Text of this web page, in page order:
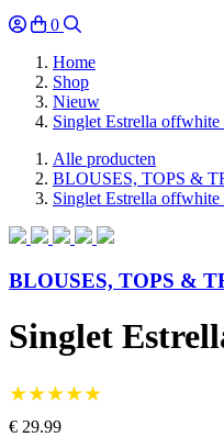
0
Home
Shop
Nieuw
Singlet Estrella
Alle producten
BLOUSES, TOPS &
Singlet Estrella
BLOUSES, TOPS &
Singlet
★★★★★
€ 29.99